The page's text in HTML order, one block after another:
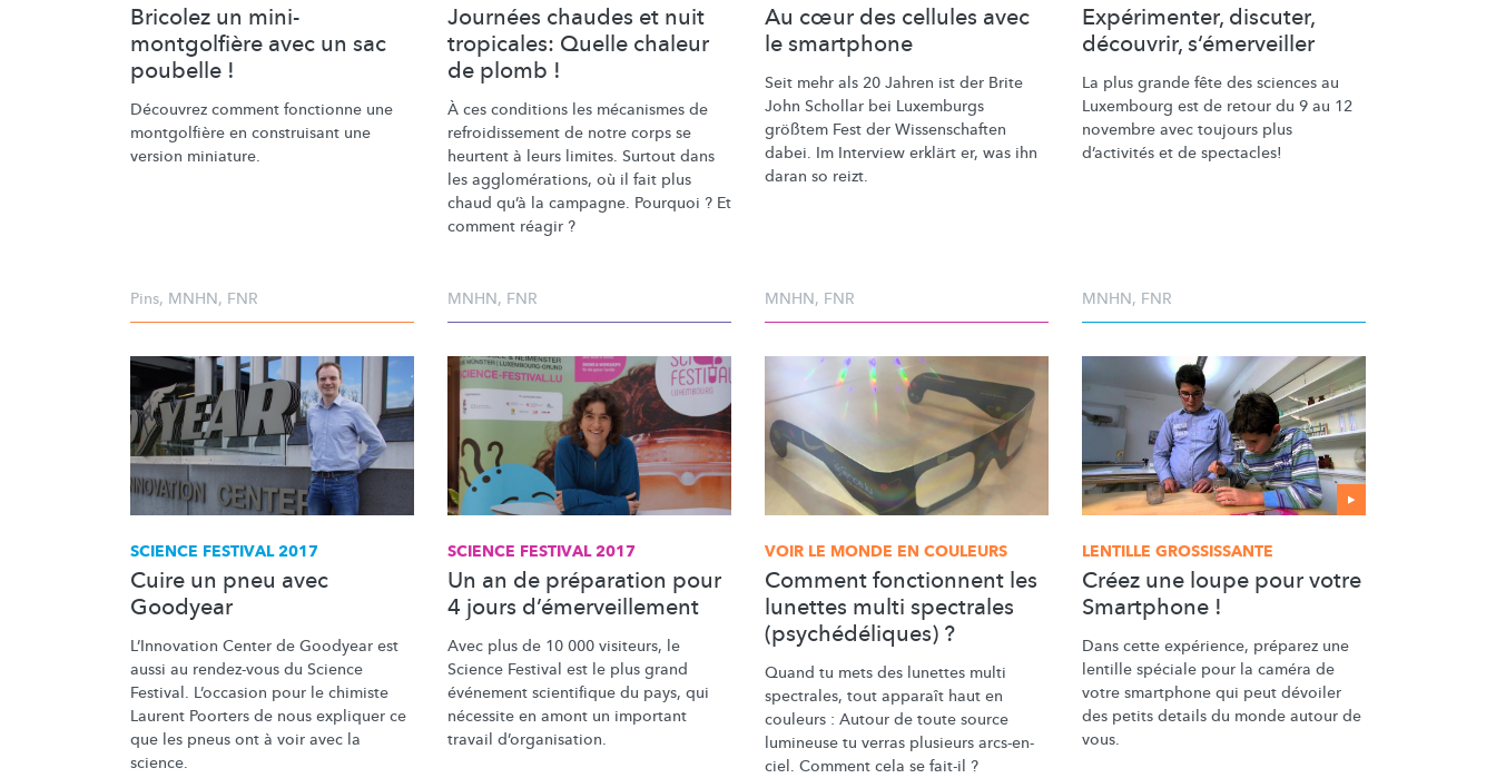
Bricolez un mini-
montgolfière avec un sac
poubelle !
Découvrez comment fonctionne une
montgolfière en construisant une
version miniature.
Pins, MNHN, FNR
Journées chaudes et nuit
tropicales: Quelle chaleur
de plomb !
À ces conditions les mécanismes de
refroidissement de notre corps se
heurtent à leurs limites. Surtout dans
les agglomérations, où il fait plus
chaud qu’à la campagne. Pourquoi ? Et
comment réagir ?
MNHN, FNR
Au cœur des cellules avec
le smartphone
Seit mehr als 20 Jahren ist der Brite
John Schollar bei Luxemburgs
größtem Fest der Wissenschaften
dabei. Im Interview erklärt er, was ihn
daran so reizt.
MNHN, FNR
Expérimenter, discuter,
découvrir, s‘émerveiller
La plus grande fête des sciences au
Luxembourg est de retour du 9 au 12
novembre avec toujours plus
d’activités et de spectacles!
MNHN, FNR
SCIENCE FESTIVAL 2017
Cuire un pneu avec
Goodyear
L’Innovation Center de Goodyear est
aussi au rendez-vous du Science
Festival. L’occasion pour le chimiste
Laurent Poorters de nous expliquer ce
que les pneus ont à voir avec la
science.
SCIENCE FESTIVAL 2017
Un an de préparation pour
4 jours d’émerveillement
Avec plus de 10 000 visiteurs, le
Science Festival est le plus grand
événement scientifique du pays, qui
nécessite en amont un important
travail d’organisation.
VOIR LE MONDE EN COULEURS
Comment fonctionnent les
lunettes multi spectrales
(psychédéliques) ?
Quand tu mets des lunettes multi
spectrales, tout apparaît haut en
couleurs : Autour de toute source
lumineuse tu verras plusieurs arcs-en-
ciel. Comment cela se fait-il ?
LENTILLE GROSSISSANTE
Créez une loupe pour votre
Smartphone !
Dans cette expérience, préparez une
lentille spéciale pour la caméra de
votre smartphone qui peut dévoiler
des petits details du monde autour de
vous.